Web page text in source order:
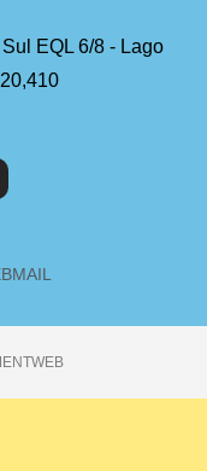
EQL 6/8 - Lago